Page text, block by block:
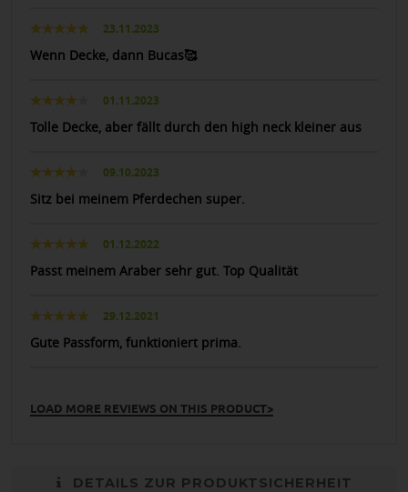
23.11.2023
Wenn Decke, dann Bucas🥰
01.11.2023
Tolle Decke, aber fällt durch den high neck kleiner aus
09.10.2023
Sitz bei meinem Pferdechen super.
01.12.2022
Passt meinem Araber sehr gut. Top Qualität
29.12.2021
Gute Passform, funktioniert prima.
LOAD MORE REVIEWS ON THIS PRODUCT>
DETAILS ZUR PRODUKTSICHERHEIT